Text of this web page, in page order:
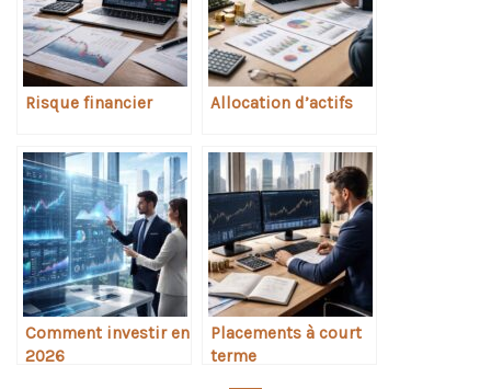
Risque financier Allocation d’actifs
Comment investir en
2026
Placements à court
terme